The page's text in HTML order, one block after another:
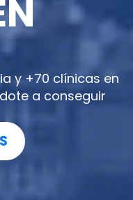
y +70 clínicas en
a conseguir